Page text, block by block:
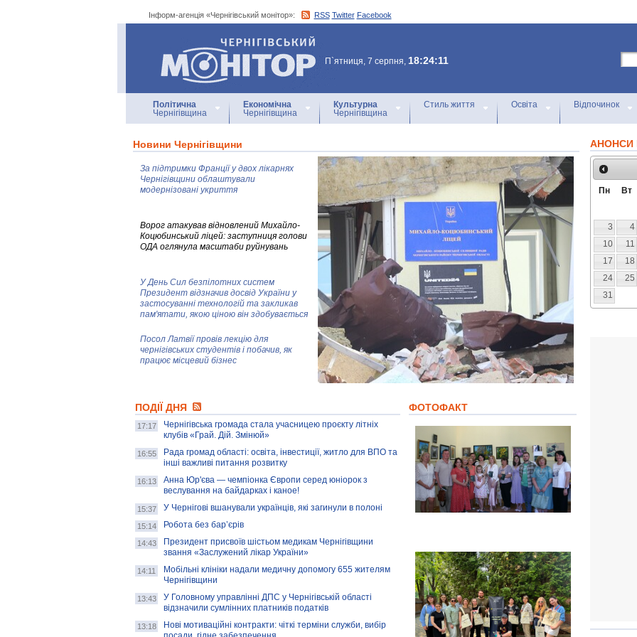
Інформ-агенція «Чернігівський монітор»: RSS Twitter Facebook
Інформ-агенція
«Чернігівський монітор»
П`ятниця, 7 серпня, 18:24:11
Політична
Чернігівщина
Економічна
Чернігівщина
Культурна
Чернігівщина
Стиль життя Освіта Відпочинок
Новини Чернігівщини
За підтримки Франції у двох лікарнях
Чернігівщини облаштували
модернізовані укриття
Ворог атакував відновлений Михайло-
Коцюбинський ліцей: заступниця голови
ОДА оглянула масштаби руйнувань
У День Сил безпілотних систем
Президент відзначив досвід України у
застосуванні технологій та закликав
пам'ятати, якою ціною він здобувається
Посол Латвії провів лекцію для
чернігівських студентів і побачив, як
працює місцевий бізнес
колекцію про війну, емоції та тварин
AB InBev Efes Україна підтримала
навчальний проєкт "Молодіжна бізнес-
школа", спрямований на розвиток
підприємництва у Чернігівській області
Золота тварина: видання Forbes
написало про чернігівця Патрона: хто і
скільки на ньому заробляє? І куди
витрачають?
ПОДІЇ ДНЯ
17:17
Чернігівська громада стала учасницею проєкту літніх
клубів «Грай. Дій. Змінюй»
16:55
Рада громад області: освіта, інвестиції, житло для ВПО та
інші важливі питання розвитку
16:13
Анна Юр'єва — чемпіонка Європи серед юніорок з
веслування на байдарках і каное!
15:37 У Чернігові вшанували українців, які загинули в полоні
15:14 Робота без бар’єрів
14:43
Президент присвоїв шістьом медикам Чернігівщини
звання «Заслужений лікар України»
14:11
Мобільні клініки надали медичну допомогу 655 жителям
Чернігівщини
13:43
У Головному управлінні ДПС у Чернігівській області
відзначили сумлінних платників податків
13:18
Нові мотиваційні контракти: чіткі терміни служби, вибір
ФОТОФАКТ
АНОНСИ
Пн Вт
3
4
10
11
17
18
24
25
31